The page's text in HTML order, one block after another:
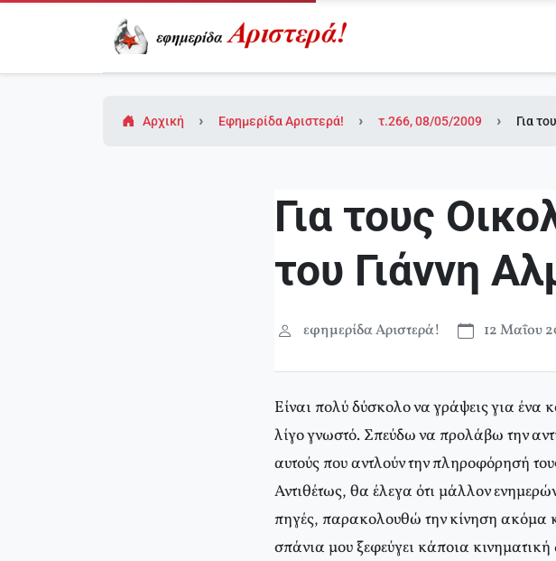
Αρχική Εφημερίδα Αριστερά! τ.266, 08/05/2009 Για
Για τους
του Γιάννη
εφημερίδα Αριστερά! 12 Μαΐου
Είναι πολύ δύσκολο να γράψεις για ένα
λίγο γνωστό. Σπεύδω να προλάβω την
αυτούς που αντλούν την πληροφόρησή
Αντιθέτως, θα έλεγα ότι μάλλον
πηγές, παρακολουθώ την κίνηση ακόμα
σπάνια μου ξεφεύγει κάποια